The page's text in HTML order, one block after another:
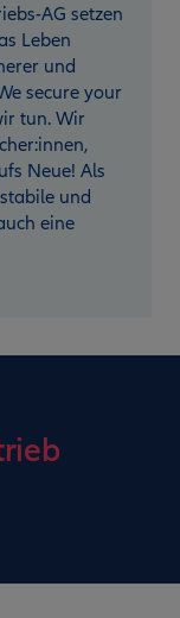
AG setzen
Leben
und
secure your
tun. Wir
Neue! Als
und
eine